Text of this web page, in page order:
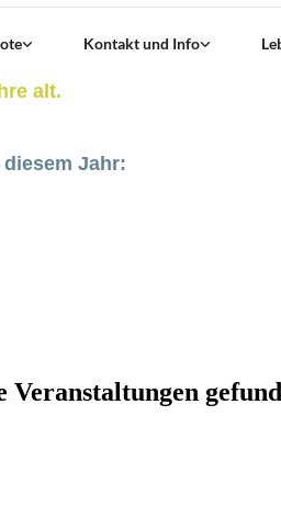
Kontakt und Info
alt.
Jahr: